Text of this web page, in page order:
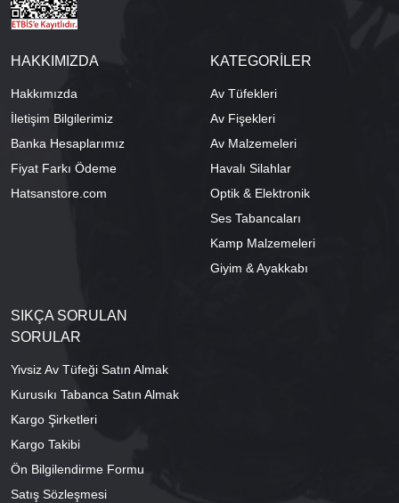
HAKKIMIZDA
Hakkımızda
İletişim Bilgilerimiz
Banka Hesaplarımız
Fiyat Farkı Ödeme
Hatsanstore.com
KATEGORİLER
Av Tüfekleri
Av Fişekleri
Av Malzemeleri
Havalı Silahlar
Optik & Elektronik
Ses Tabancaları
Kamp Malzemeleri
Giyim & Ayakkabı
SIKÇA SORULAN
SORULAR
Yivsiz Av Tüfeği Satın Almak
Kurusıkı Tabanca Satın Almak
Kargo Şirketleri
Kargo Takibi
Ön Bilgilendirme Formu
Satış Sözleşmesi